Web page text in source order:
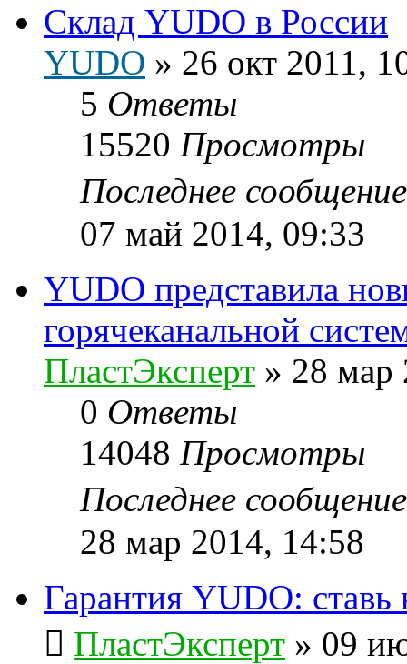
Склад YUDO в России
YUDO » 26 окт 2011,
5 Ответы
15520 Просмотры
Последнее
07 май 2014, 09:33
YUDO представила
горячеканальной
ПластЭксперт » 28 мар
0 Ответы
14048 Просмотры
Последнее
28 мар 2014, 14:58
Гарантия YUDO: ставь
ПластЭксперт » 09